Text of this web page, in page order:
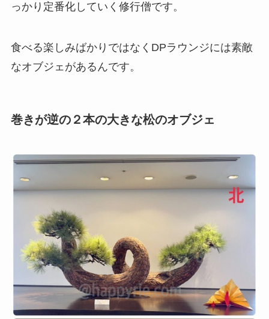
っかり定番化していく修行僧です。
食べる楽しみばかりではなくDPラウンジには素敵
なオブジェがあるんです。
巻きが逆の２本の大きな松のオブジェ